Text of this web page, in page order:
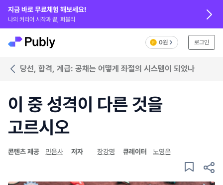
지금 바로 무료체험 해보세요!
나의 커리어 시작과 끝, 퍼블리
0원 로그인
당선, 합격, 계급: 공채는 어떻게 좌절의 시스템이 되었나
이 중 성격이 다른 것을
고르시오
콘텐츠 제공 민음사 저자 장강명 큐레이터 노영은